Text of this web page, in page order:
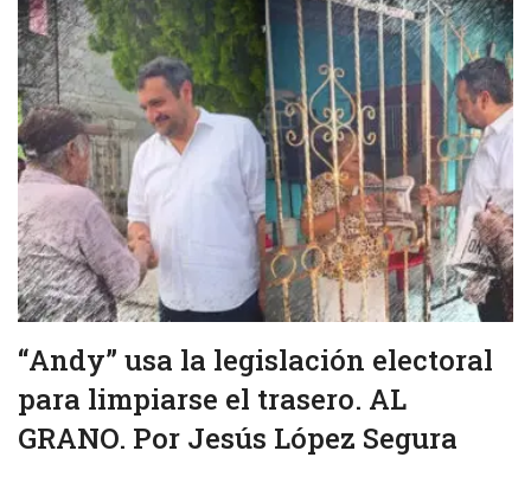
“Andy” usa la legislación electoral
para limpiarse el trasero. AL
GRANO. Por Jesús López Segura